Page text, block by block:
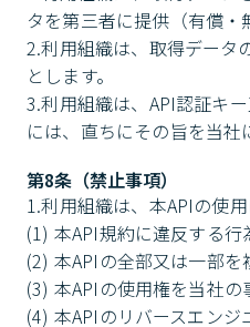
タを第三者に提供（有償
2.利用組織は、取得データ
とします。
3.利用組織は、API認証キ
には、直ちにその旨を当
第8条（禁止事項）
1.利用組織は、本APIの使
(1) 本API規約に違反する行
(2) 本APIの全部又は一部
(3) 本APIの使用権を当社
(4) 本APIのリバースエン